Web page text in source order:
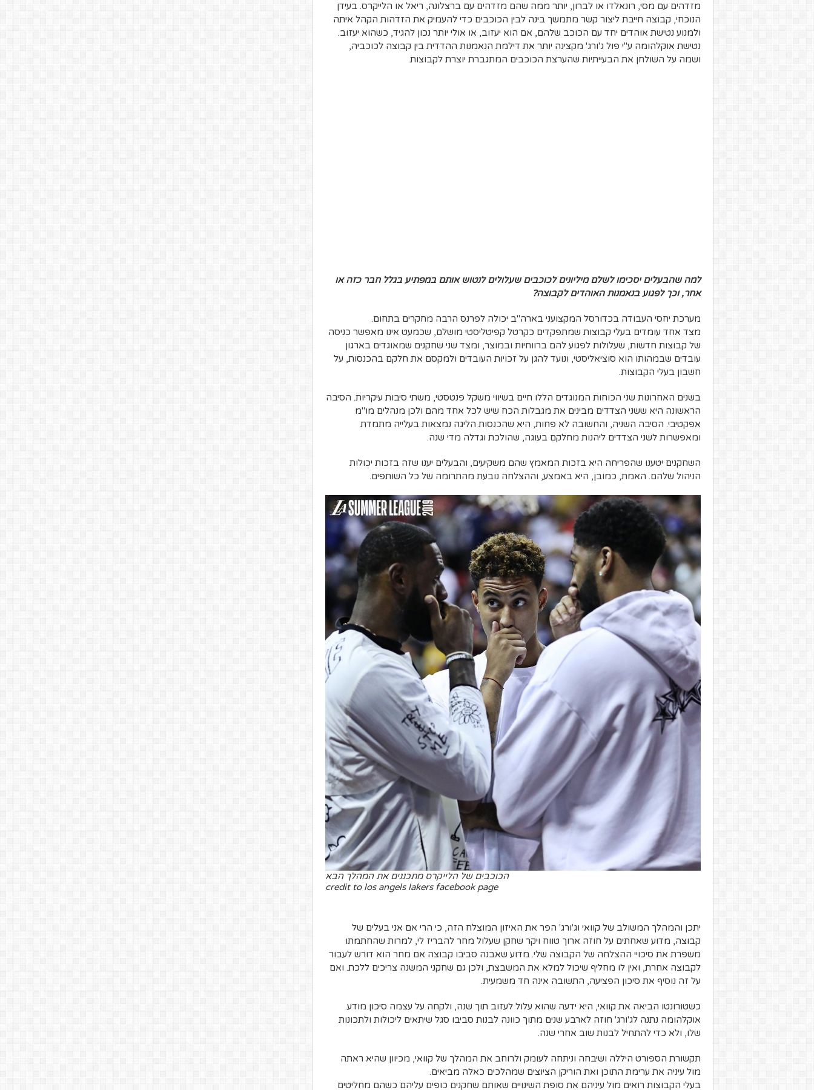
מזדהים עם מסי, רונאלדו או לברון, יותר ממה שהם מזדהים עם ברצלונה, ריאל או הלייקרס. בעידן
הנוכחי, קבוצה חייבת ליצור קשר מתמשך בינה לבין הכוכבים כדי להעמיק את הזדהות הקהל איתה
ולמנוע נטישת אוהדים יחד עם הכוכב שלהם, אם הוא יעזוב, או אולי יותר נכון להגיד, כשהוא יעזוב.
נטישת אוקלהומה ע"י פול ג'ורג' מקצינה יותר את דילמת הנאמנות ההדדית בין קבוצה לכוכביה,
ושמה על השולחן את הבעייתיות שהערצת הכוכבים המתגברת יוצרת לקבוצות.
למה שהבעלים יסכימו לשלם מיליונים לכוכבים שעלולים לנטוש אותם במפתיע בגלל חבר כזה או
אחר, וכך לפגוע בנאמנות האוהדים לקבוצה?
מערכת יחסי העבודה בכדורסל המקצועני בארה"ב יכולה לפרנס הרבה מחקרים בתחום.
מצד אחד עומדים בעלי קבוצות שמתפקדים כקרטל קפיטליסטי מושלם, שכמעט אינו מאפשר כניסה
של קבוצות חדשות, שעלולות לפגוע להם ברווחיות ובמוצר, ומצד שני שחקנים שמאוגדים בארגון
עובדים שבמהותו הוא סוציאליסטי, ונועד להגן על זכויות העובדים ולמקסם את חלקם בהכנסות, על
חשבון בעלי הקבוצות.
בשנים האחרונות שני הכוחות המנוגדים הללו חיים בשיווי משקל פנטסטי, משתי סיבות עיקריות. הסיבה
הראשונה היא ששני הצדדים מבינים את מגבלות הכח שיש לכל אחד מהם ולכן מנהלים מו"מ
אפקטיבי. הסיבה השניה, והחשובה לא פחות, היא שהכנסות הליגה נמצאות בעלייה מתמדת
ומאפשרות לשני הצדדים ליהנות מחלקם בעוגה, שהולכת וגדלה מדי שנה.
השחקנים יטענו שהפריחה היא בזכות המאמץ שהם משקיעים, והבעלים יענו שזה בזכות יכולות
הניהול שלהם. האמת, כמובן, היא באמצע, וההצלחה נובעת מהתרומה של כל השותפים.
הכוכבים של הלייקרס מתכננים את המהלך הבא
credit to los angels lakers facebook page
יתכן והמהלך המשולב של קוואי וג'ורג' הפר את האיזון המוצלח הזה, כי הרי אם אני בעלים של
קבוצה, מדוע שאחתים על חוזה ארוך טווח ויקר שחקן שעלול מחר להבריז לי, למרות שהחתמתו
משפרת את סיכויי ההצלחה של הקבוצה שלי. מדוע שאבנה סביבו קבוצה אם מחר הוא דורש לעבור
לקבוצה אחרת, ואין לו מחליף שיכול למלא את המשבצת, ולכן גם שחקני המשנה צריכים ללכת. ואם
על זה נוסיף את סיכון הפציעה, התשובה אינה חד משמעית.
כשטורונטו הביאה את קוואי, היא ידעה שהוא עלול לעזוב תוך שנה, ולקחה על עצמה סיכון מודע.
אוקלהומה נתנה לג'ורג' חוזה לארבע שנים מתוך כוונה לבנות סביבו סגל שיתאים ליכולות ולתכונות
שלו, ולא כדי להתחיל לבנות שוב אחרי שנה.
תקשורת הספורט היללה ושיבחה וניתחה לעומק ולרוחב את המהלך של קוואי, מכיוון שהיא ראתה
מול עיניה את ערימת התוכן ואת הוריקן הציוצים שמהלכים כאלה מביאים.
בעלי הקבוצות רואים מול עיניהם את סופת השינויים שאותם שחקנים כופים עליהם כשהם מחליטים